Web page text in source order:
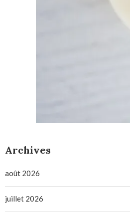
Archives
août 2026
juillet 2026